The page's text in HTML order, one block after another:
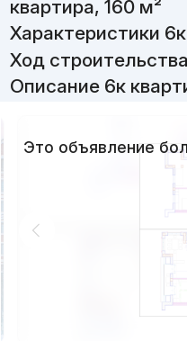
квартира, 160 м²
Характеристики
Ход
Описание 6к
Это объявление